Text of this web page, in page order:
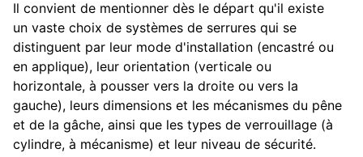
Il convient de mentionner dès le départ qu'il existe
un vaste choix de systèmes de serrures qui se
distinguent par leur mode d'installation (encastré ou
en applique), leur orientation (verticale ou
horizontale, à pousser vers la droite ou vers la
gauche), leurs dimensions et les mécanismes du pêne
et de la gâche, ainsi que les types de verrouillage (à
cylindre, à mécanisme) et leur niveau de sécurité.